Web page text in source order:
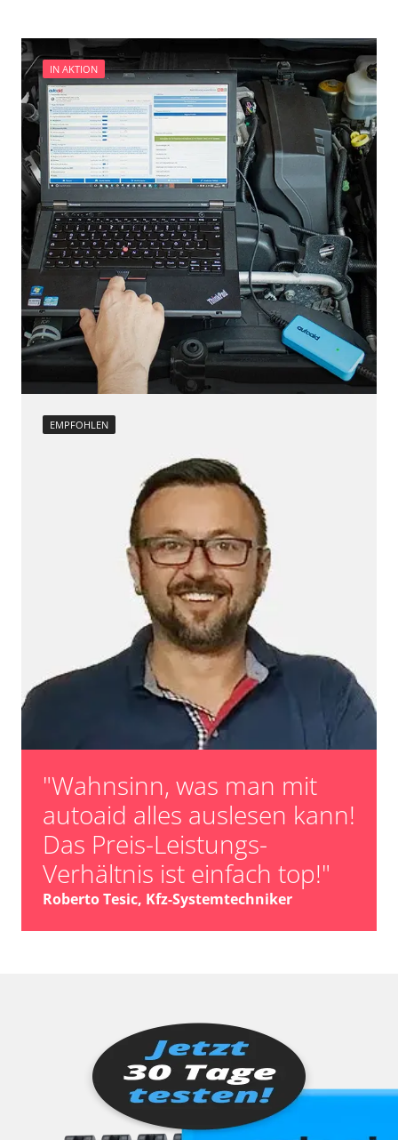
Wegfahrsperre
Zentralelektronik
Verfügbarkeit abhängig von Modell, Motorisierung, Ausstattung
und Konfiguration
IN AKTION
EMPFOHLEN
"Wahnsinn, was man mit
autoaid alles auslesen kann!
Das Preis-Leistungs-
Verhältnis ist einfach top!"
Roberto Tesic, Kfz-Systemtechniker